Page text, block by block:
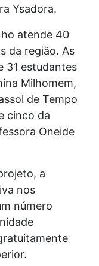
Ysadora.
atende 40
da região. As
31 estudantes
Milhomem,
de Tempo
cinco da
Oneide
a
nos
número